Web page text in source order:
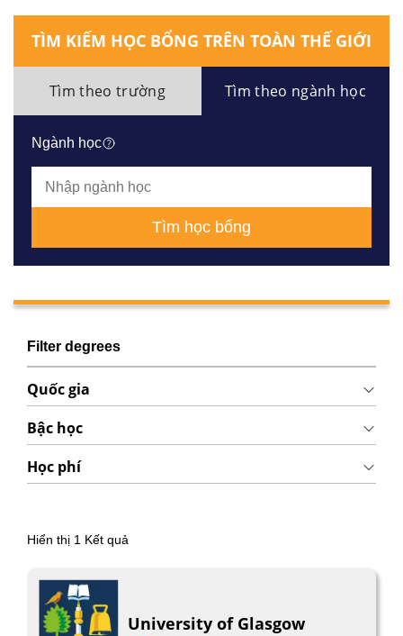
TÌM KIẾM HỌC BỔNG TRÊN TOÀN THẾ GIỚI
Tìm theo trường Tìm theo ngành học
Ngành học
Tìm học bổng
Filter degrees
Quốc gia
Bậc học
Học phí
Hiển thị 1 Kết quả
University of Glasgow